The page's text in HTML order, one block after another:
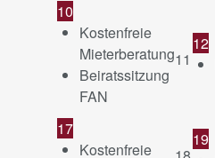
10
Kostenfreie
Mieterberatung
Beiratssitzung
FAN
11
12
17
Kostenfreie
19